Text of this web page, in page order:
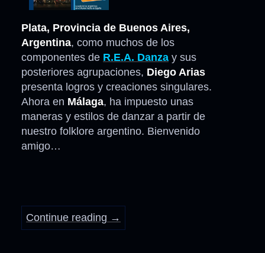
Plata, Provincia de Buenos Aires,
Argentina, como muchos de los
componentes de R.E.A. Danza y sus
posteriores agrupaciones, Diego Arias
presenta logros y creaciones singulares.
Ahora en Málaga, ha impuesto unas
maneras y estilos de danzar a partir de
nuestro folklore argentino. Bienvenido
amigo…
Continue reading →